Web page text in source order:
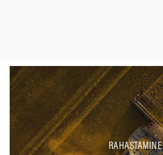
RAHASTAMINE